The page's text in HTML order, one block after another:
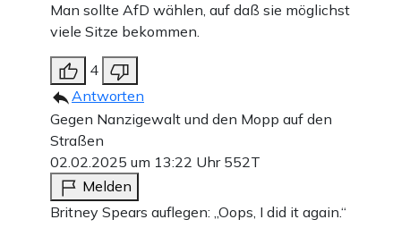
Man sollte AfD wählen, auf daß sie möglichst
viele Sitze bekommen.
4
Antworten
Gegen Nanzigewalt und den Mopp auf den
Straßen
02.02.2025 um 13:22 Uhr 552T
Melden
Britney Spears auflegen: „Oops, I did it again.“